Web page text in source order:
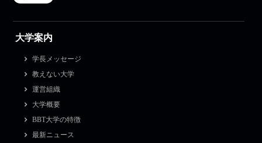
大学案内
学長メッセージ
教えない大学
運営組織
大学概要
BBT大学の特徴
最新ニュース